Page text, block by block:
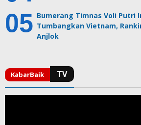
Bumerang Timnas Voli Putri
Tumbangkan Vietnam,
Anjlok